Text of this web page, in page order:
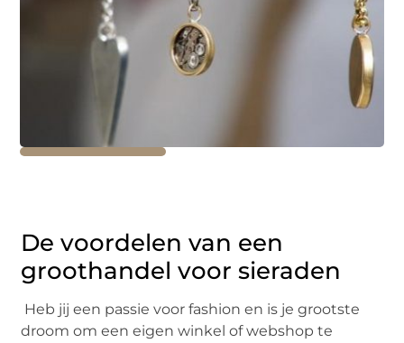
De voordelen van een
groothandel voor sieraden
Heb jij een passie voor fashion en is je grootste
droom om een eigen winkel of webshop te